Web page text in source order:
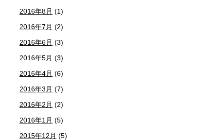
2016年8月 (1)
2016年7月 (2)
2016年6月 (3)
2016年5月 (3)
2016年4月 (6)
2016年3月 (7)
2016年2月 (2)
2016年1月 (5)
2015年12月 (5)